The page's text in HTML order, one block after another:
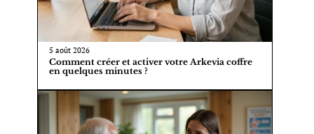
5 août 2026
Comment créer et activer votre Arkevia coffre
en quelques minutes ?